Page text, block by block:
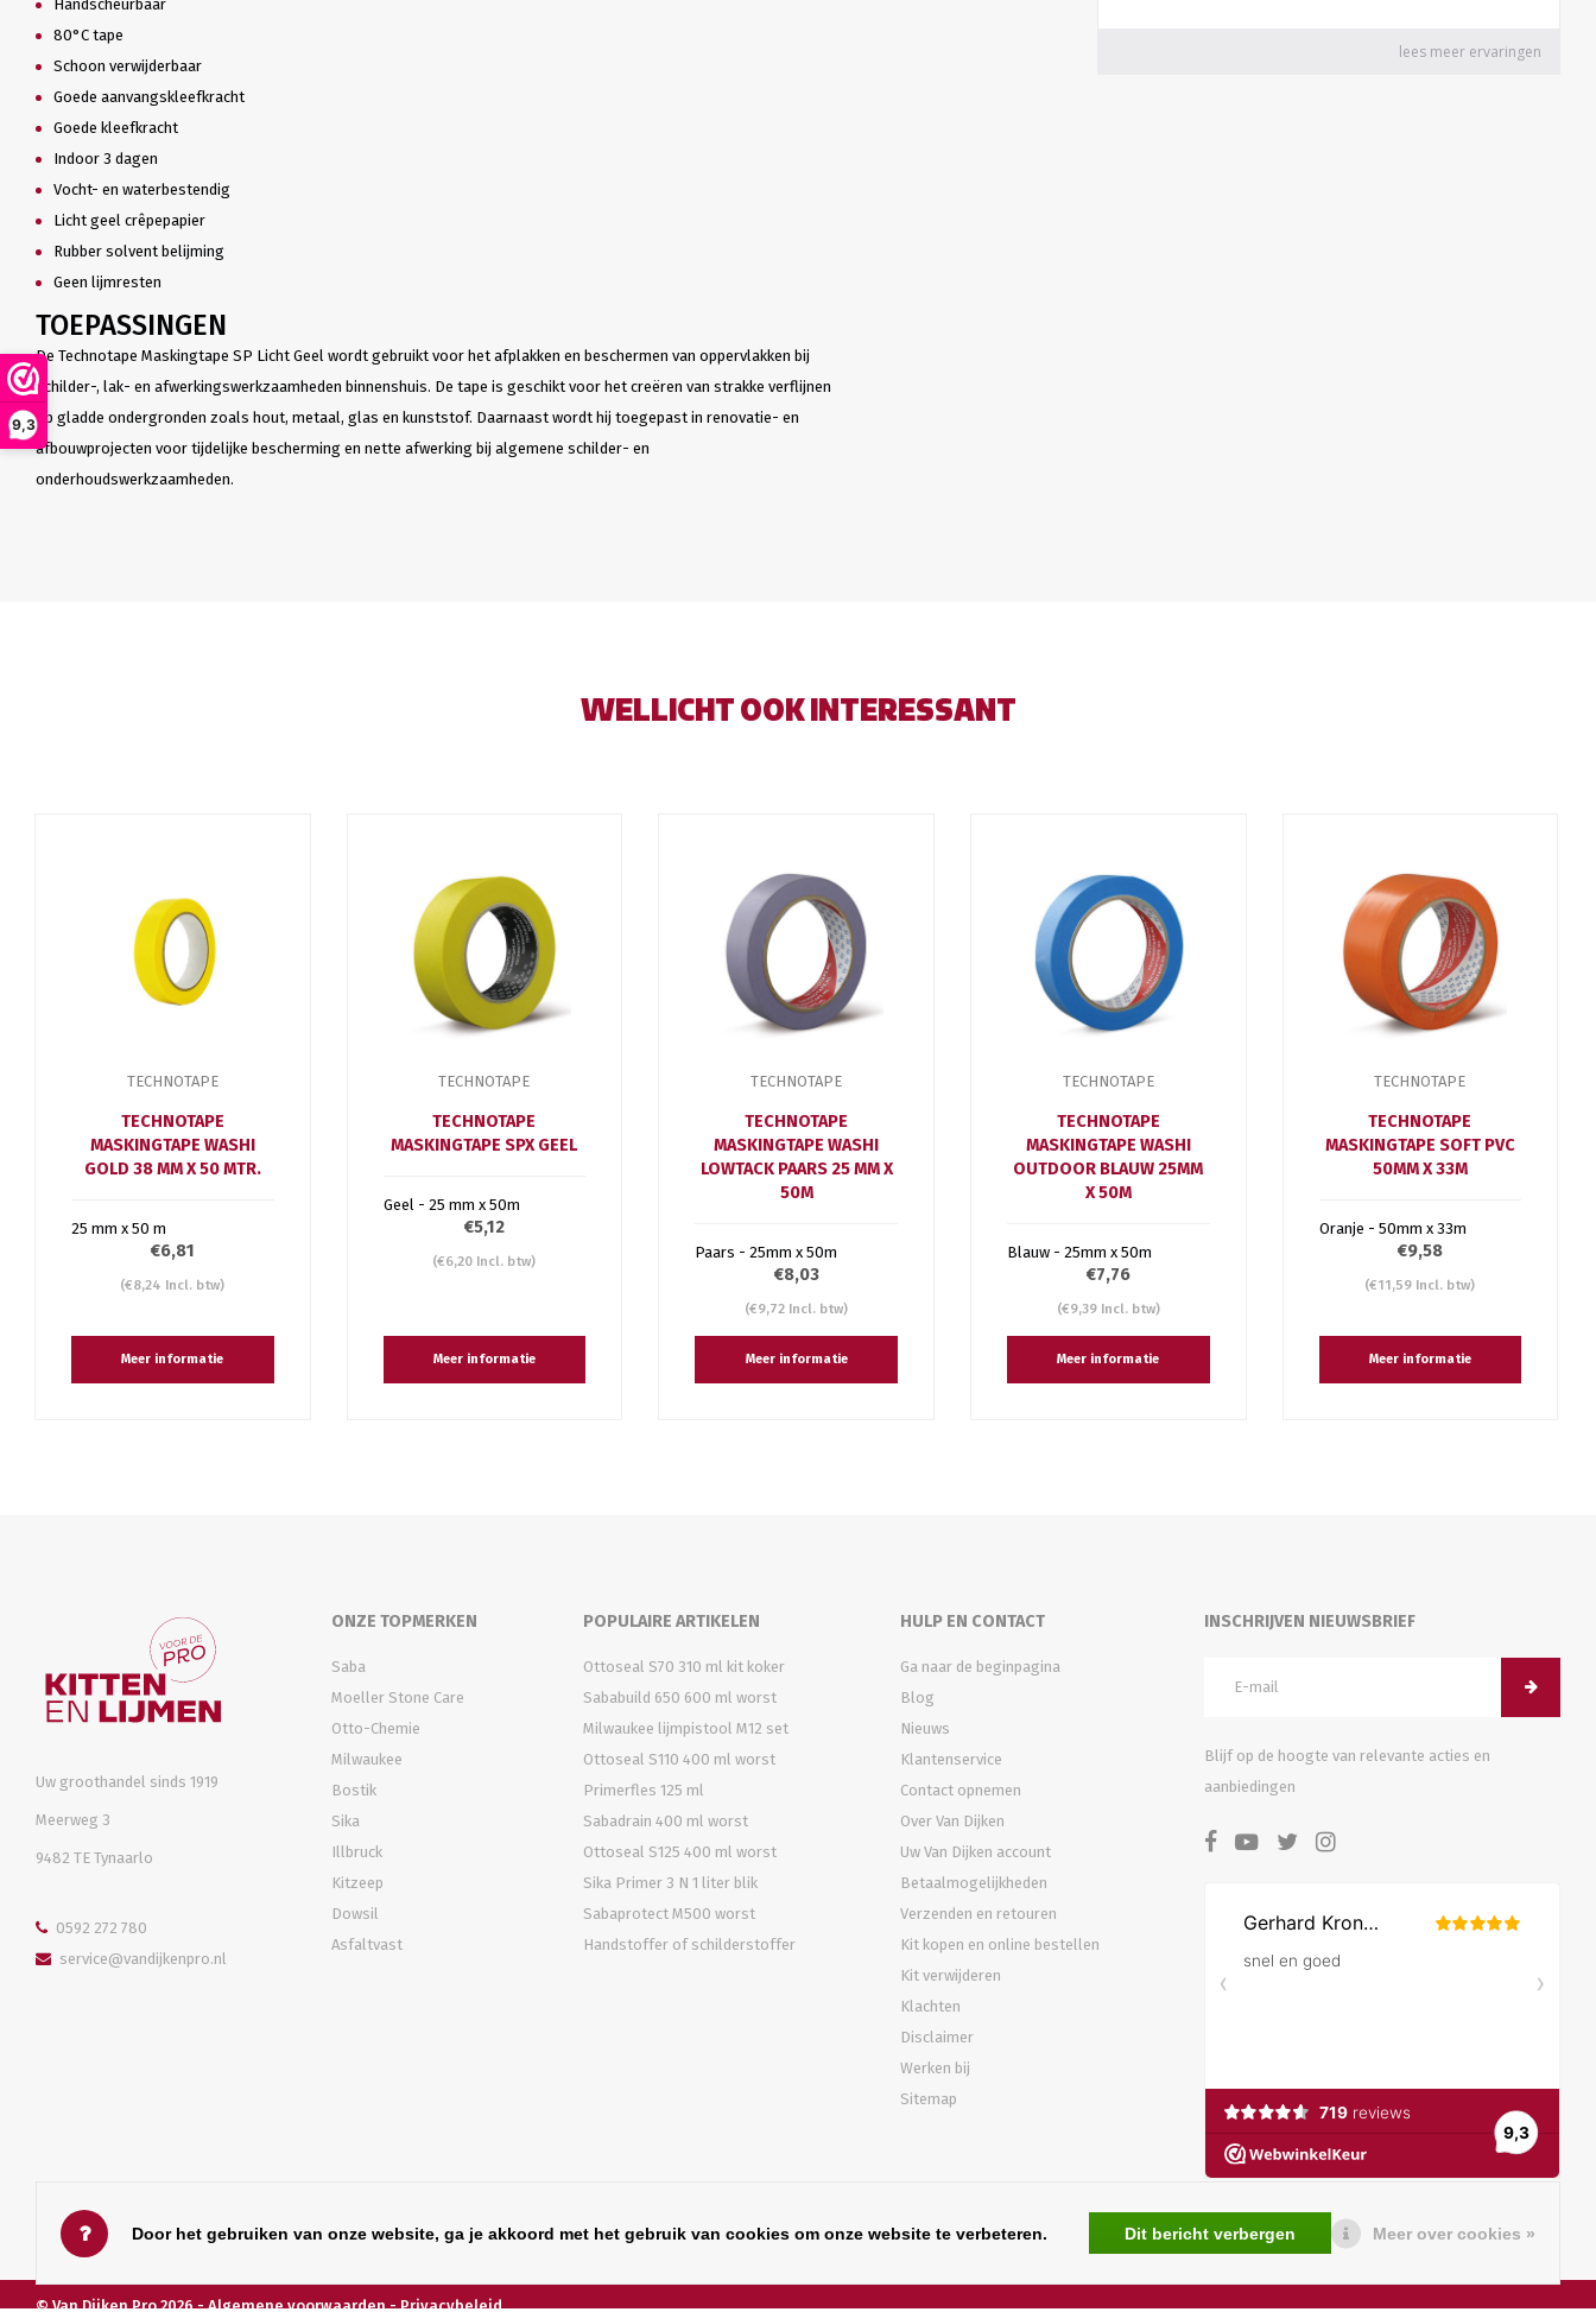
9,3
Handscheurbaar
80°C tape
Schoon verwijderbaar
Goede aanvangskleefkracht
Goede kleefkracht
Indoor 3 dagen
Vocht- en waterbestendig
Licht geel crêpepapier
Rubber solvent belijming
Geen lijmresten
TOEPASSINGEN
De Technotape Maskingtape SP Licht Geel wordt gebruikt voor het afplakken en beschermen van oppervlakken bij
schilder-, lak- en afwerkingswerkzaamheden binnenshuis. De tape is geschikt voor het creëren van strakke verflijnen
op gladde ondergronden zoals hout, metaal, glas en kunststof. Daarnaast wordt hij toegepast in renovatie- en
afbouwprojecten voor tijdelijke bescherming en nette afwerking bij algemene schilder- en
onderhoudswerkzaamheden.
WELLICHT OOK INTERESSANT
TECHNOTAPE
TECHNOTAPE
MASKINGTAPE WASHI
GOLD 38 MM X 50 MTR.
25 mm x 50 m
€6,81
(€8,24 Incl. btw)
Meer informatie
TECHNOTAPE
TECHNOTAPE
MASKINGTAPE SPX GEEL
Geel - 25 mm x 50m
€5,12
(€6,20 Incl. btw)
Meer informatie
TECHNOTAPE
TECHNOTAPE
MASKINGTAPE WASHI
LOWTACK PAARS 25 MM X
50M
Paars - 25mm x 50m
€8,03
(€9,72 Incl. btw)
Meer informatie
TECHNOTAPE
TECHNOTAPE
MASKINGTAPE WASHI
OUTDOOR BLAUW 25MM
X 50M
Blauw - 25mm x 50m
€7,76
(€9,39 Incl. btw)
Meer informatie
TECHNOTAPE
TECHNOTAPE
MASKINGTAPE SOFT PVC
50MM X 33M
Oranje - 50mm x 33m
€9,58
(€11,59 Incl. btw)
Meer informatie
Uw groothandel sinds 1919
Meerweg 3
9482 TE Tynaarlo
0592 272 780
service@vandijkenpro.nl
ONZE TOPMERKEN
Saba
Moeller Stone Care
Otto-Chemie
Milwaukee
Bostik
Sika
Illbruck
Kitzeep
Dowsil
Asfaltvast
POPULAIRE ARTIKELEN
Ottoseal S70 310 ml kit koker
Sababuild 650 600 ml worst
Milwaukee lijmpistool M12 set
Ottoseal S110 400 ml worst
Primerfles 125 ml
Sabadrain 400 ml worst
Ottoseal S125 400 ml worst
Sika Primer 3 N 1 liter blik
Sabaprotect M500 worst
Handstoffer of schilderstoffer
HULP EN CONTACT
Ga naar de beginpagina
Blog
Nieuws
Klantenservice
Contact opnemen
Over Van Dijken
Uw Van Dijken account
Betaalmogelijkheden
Verzenden en retouren
Kit kopen en online bestellen
Kit verwijderen
Klachten
Disclaimer
Werken bij
Sitemap
INSCHRIJVEN NIEUWSBRIEF
Blijf op de hoogte van relevante acties en
aanbiedingen
© Van Dijken Pro 2026 -Algemene voorwaarden-Privacybeleid
Door het gebruiken van onze website, ga je akkoord met het gebruik van cookies om onze website te verbeteren. Dit bericht verbergen Meer over cookies »